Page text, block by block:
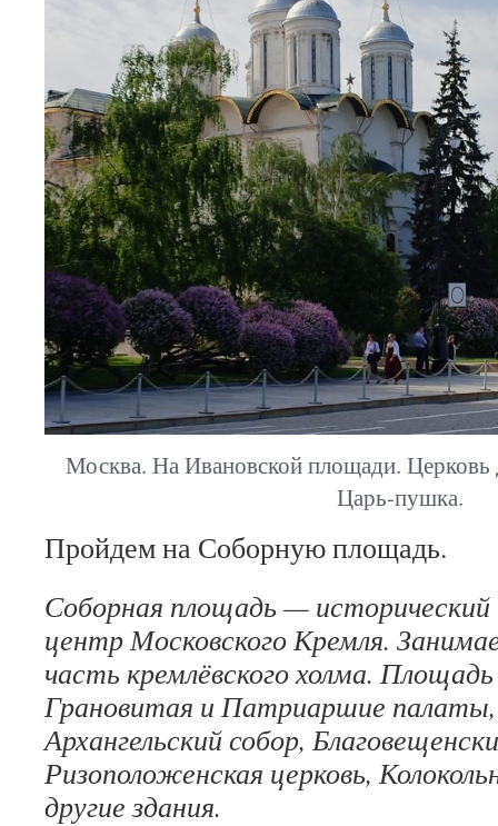
Москва. На Ивановской площади. Церковь
Царь-пушка.
Пройдем на Соборную площадь.
Соборная площадь —
центр Московского Кремля.
часть кремлёвского холма.
Грановитая и Патриаршие палаты,
Архангельский собор,
Ризоположенская церковь,
другие здания.